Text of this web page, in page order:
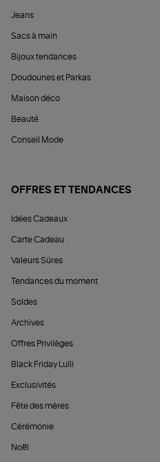
Jeans
Sacs à main
Bijoux tendances
Doudounes et Parkas
Maison déco
Beauté
Conseil Mode
OFFRES ET TENDANCES
Idées Cadeaux
Carte Cadeau
Valeurs Sûres
Tendances du moment
Soldes
Archives
Offres Privilèges
Black Friday Lulli
Exclusivités
Fête des mères
Cérémonie
Noël